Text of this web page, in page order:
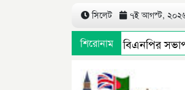
সিলেট ৭ই আগস্ট, ২০২৬
শিরোনাম
সিলেট মহানগর বিএনপির